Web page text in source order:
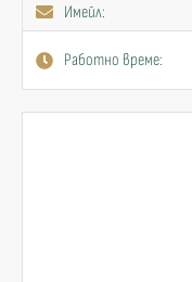
Имейл:
Работно време: